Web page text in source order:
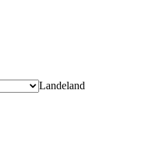
Landeland